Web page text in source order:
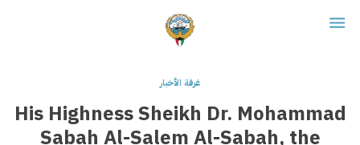
غرفة الأخبار
His Highness Sheikh Dr. Mohammad
Sabah Al-Salem Al-Sabah, the